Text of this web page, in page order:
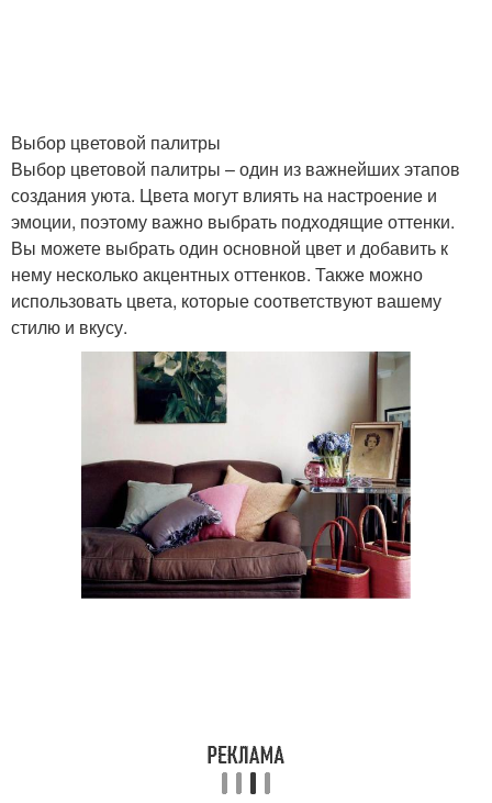
Выбор цветовой палитры
Выбор цветовой палитры – один из важнейших этапов
создания уюта. Цвета могут влиять на настроение и
эмоции, поэтому важно выбрать подходящие оттенки.
Вы можете выбрать один основной цвет и добавить к
нему несколько акцентных оттенков. Также можно
использовать цвета, которые соответствуют вашему
стилю и вкусу.